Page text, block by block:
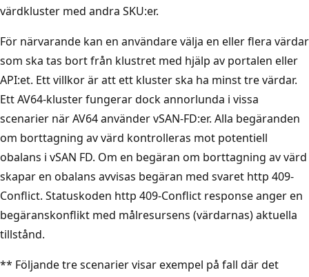
värdkluster med andra SKU:er.
För närvarande kan en användare välja en eller flera värdar
som ska tas bort från klustret med hjälp av portalen eller
API:et. Ett villkor är att ett kluster ska ha minst tre värdar.
Ett AV64-kluster fungerar dock annorlunda i vissa
scenarier när AV64 använder vSAN-FD:er. Alla begäranden
om borttagning av värd kontrolleras mot potentiell
obalans i vSAN FD. Om en begäran om borttagning av värd
skapar en obalans avvisas begäran med svaret http 409-
Conflict. Statuskoden http 409-Conflict response anger en
begäranskonflikt med målresursens (värdarnas) aktuella
tillstånd.
** Följande tre scenarier visar exempel på fall där det